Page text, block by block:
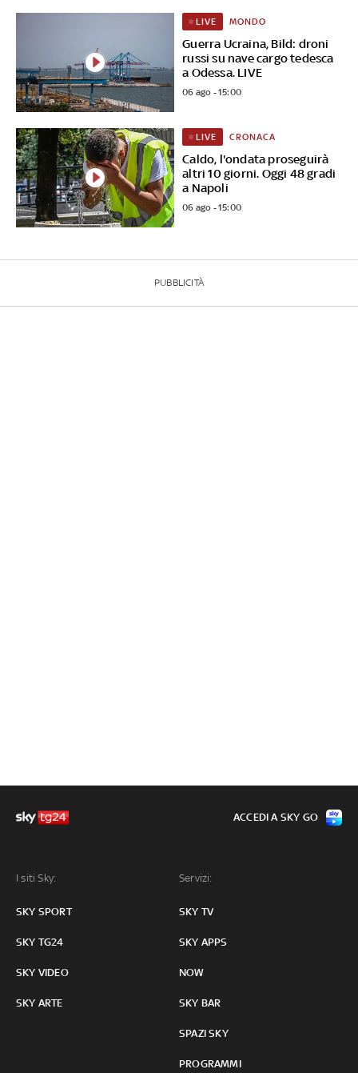
Guerra Ucraina, Bild: droni
russi su nave cargo tedesca
a Odessa. LIVE
LIVE MONDO
06 ago - 15:00
Caldo, l'ondata proseguirà
altri 10 giorni. Oggi 48 gradi
a Napoli
LIVE CRONACA
06 ago - 15:00
PUBBLICITÀ
I siti Sky:
SKY SPORT
SKY TG24
SKY VIDEO
SKY ARTE
Servizi:
SKY TV
SKY APPS
NOW
SKY BAR
SPAZI SKY
PROGRAMMI
ACCEDI A SKY GO